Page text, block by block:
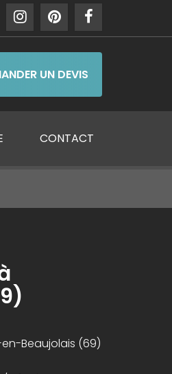
UN DEVIS
CONTACT
Beaujolais (69)